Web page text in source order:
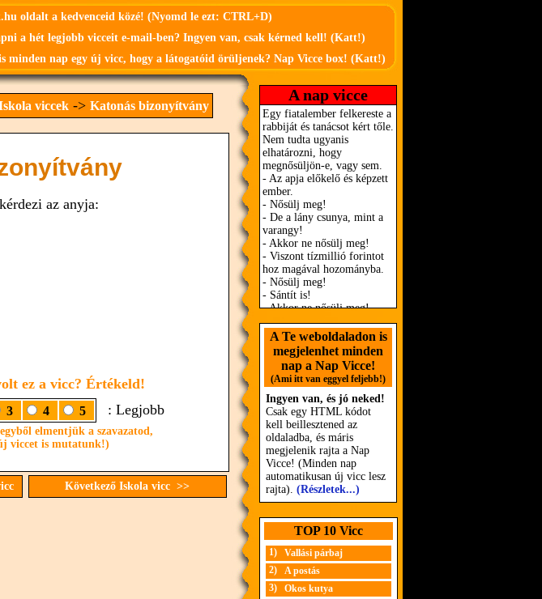
oldalt a kedvenceid közé! (Nyomd le ezt: CTRL+D)
a hét legjobb vicceit e-mail-ben? Ingyen van, csak kérned kell! (Katt!)
minden nap egy új vicc, hogy a látogatóid örüljenek? Nap Vicce box! (Katt!)
viccek-> Katonás bizonyítvány
az anyja:
ez a vicc? Értékeld!
3 4 5 : Legjobb
elmentjük a szavazatod,
viccet is mutatunk!)
Következő Iskola vicc >>
A nap vicce
A Te weboldaladon is
megjelenhet minden
nap a Nap Vicce!
(Ami itt van eggyel feljebb!)
Ingyen van, és jó neked!
Csak egy HTML kódot
kell beillesztened az
oldaladba, és máris
megjelenik rajta a Nap
Vicce! (Minden nap
automatikusan új vicc lesz
rajta). (Részletek...)
TOP 10 Vicc
1)
Vallási párbaj
2)
A postás
3)
Okos kutya